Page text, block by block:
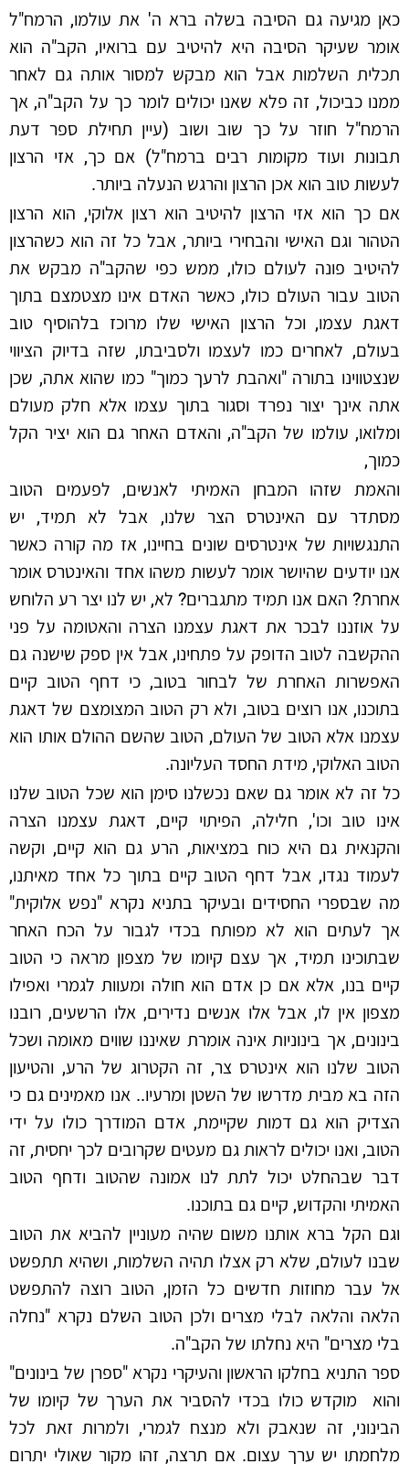
כאן מגיעה גם הסיבה בשלה ברא ה' את עולמו, הרמח"ל
אומר שעיקר הסיבה היא להיטיב עם ברואיו, הקב"ה הוא
תכלית השלמות אבל הוא מבקש למסור אותה גם לאחר
ממנו כביכול, זה פלא שאנו יכולים לומר כך על הקב"ה, אך
הרמח"ל חוזר על כך שוב ושוב (עיין תחילת ספר דעת
תבונות ועוד מקומות רבים ברמח"ל) אם כך, אזי הרצון
לעשות טוב הוא אכן הרצון והרגש הנעלה ביותר.
אם כך הוא אזי הרצון להיטיב הוא רצון אלוקי, הוא הרצון
הטהור וגם האישי והבחירי ביותר, אבל כל זה הוא כשהרצון
להיטיב פונה לעולם כולו, ממש כפי שהקב"ה מבקש את
הטוב עבור העולם כולו, כאשר האדם אינו מצטמצם בתוך
דאגת עצמו, וכל הרצון האישי שלו מרוכז בלהוסיף טוב
בעולם, לאחרים כמו לעצמו ולסביבתו, שזה בדיוק הציווי
שנצטווינו בתורה "ואהבת לרעך כמוך" כמו שהוא אתה, שכן
אתה אינך יצור נפרד וסגור בתוך עצמו אלא חלק מעולם
ומלואו, עולמו של הקב"ה, והאדם האחר גם הוא יציר הקל
כמוך,
והאמת שזהו המבחן האמיתי לאנשים, לפעמים הטוב
מסתדר עם האינטרס הצר שלנו, אבל לא תמיד, יש
התנגשויות של אינטרסים שונים בחיינו, אז מה קורה כאשר
אנו יודעים שהיושר אומר לעשות משהו אחד והאינטרס אומר
אחרת? האם אנו תמיד מתגברים? לא, יש לנו יצר רע הלוחש
על אוזננו לבכר את דאגת עצמנו הצרה והאטומה על פני
ההקשבה לטוב הדופק על פתחינו, אבל אין ספק שישנה גם
האפשרות האחרת של לבחור בטוב, כי דחף הטוב קיים
בתוכנו, אנו רוצים בטוב, ולא רק הטוב המצומצם של דאגת
עצמנו אלא הטוב של העולם, הטוב שהשם ההולם אותו הוא
הטוב האלוקי, מידת החסד העליונה.
כל זה לא אומר גם שאם נכשלנו סימן הוא שכל הטוב שלנו
אינו טוב וכו', חלילה, הפיתוי קיים, דאגת עצמנו הצרה
והקנאית גם היא כוח במציאות, הרע גם הוא קיים, וקשה
לעמוד נגדו, אבל דחף הטוב קיים בתוך כל אחד מאיתנו,
מה שבספרי החסידים ובעיקר בתניא נקרא "נפש אלוקית"
אך לעתים הוא לא מפותח בכדי לגבור על הכח האחר
שבתוכינו תמיד, אך עצם קיומו של מצפון מראה כי הטוב
קיים בנו, אלא אם כן אדם הוא חולה ומעוות לגמרי ואפילו
מצפון אין לו, אבל אלו אנשים נדירים, אלו הרשעים, רובנו
בינונים, אך בינוניות אינה אומרת שאיננו שווים מאומה ושכל
הטוב שלנו הוא אינטרס צר, זה הקטרוג של הרע, והטיעון
הזה בא מבית מדרשו של השטן ומרעיו.. אנו מאמינים גם כי
הצדיק הוא גם דמות שקיימת, אדם המודרך כולו על ידי
הטוב, ואנו יכולים לראות גם מעטים שקרובים לכך יחסית, זה
דבר שבהחלט יכול לתת לנו אמונה שהטוב ודחף הטוב
האמיתי והקדוש, קיים גם בתוכנו.
וגם הקל ברא אותנו משום שהיה מעוניין להביא את הטוב
שבנו לעולם, שלא רק אצלו תהיה השלמות, ושהיא תתפשט
אל עבר מחוזות חדשים כל הזמן, הטוב רוצה להתפשט
הלאה והלאה לבלי מצרים ולכן הטוב השלם נקרא "נחלה
בלי מצרים" היא נחלתו של הקב"ה.
ספר התניא בחלקו הראשון והעיקרי נקרא "ספרן של בינונים"
והוא מוקדש כולו בכדי להסביר את הערך של קיומו של
הבינוני, זה שנאבק ולא מנצח לגמרי, ולמרות זאת לכל
מלחמתו יש ערך עצום. אם תרצה, זהו מקור שאולי יתרום